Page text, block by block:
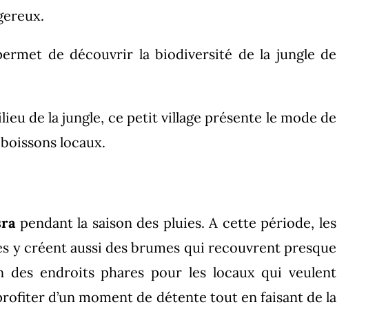
de découvrir la biodiversité de la jungle de
de la jungle, ce petit village présente le mode de
locaux.
pendant la saison des pluies. A cette période, les
y créent aussi des brumes qui recouvrent presque
des endroits phares pour les locaux qui veulent
d’un moment de détente tout en faisant de la